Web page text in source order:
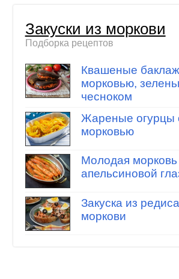
Закуски из моркови
Подборка рецептов
Квашеные
морковью,
чесноком
Жареные огурцы
морковью
Молодая морковь
апельсиновой
Закуска из
моркови